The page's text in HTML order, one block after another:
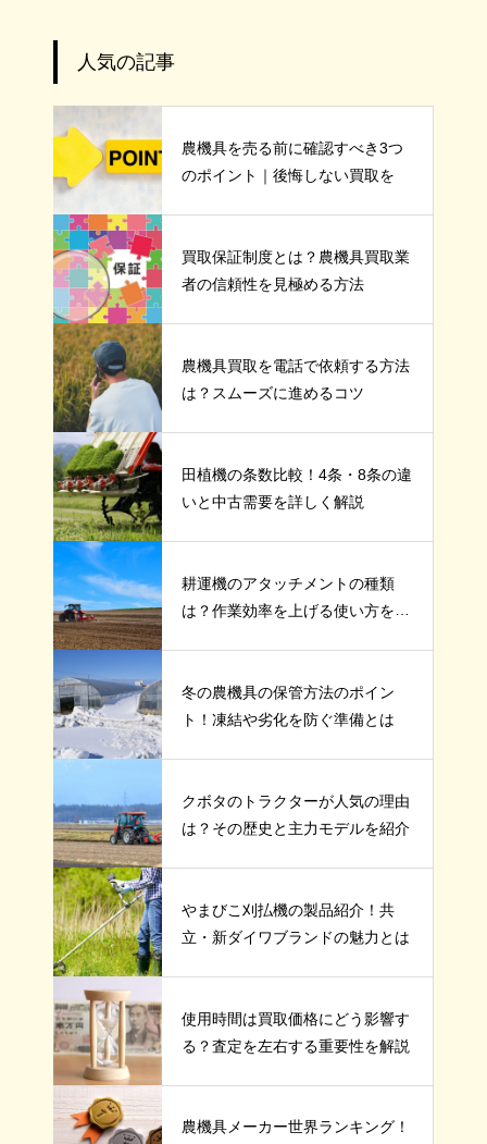
人気の記事
農機具を売る前に確認すべき3つ
のポイント｜後悔しない買取を
買取保証制度とは？農機具買取業
者の信頼性を見極める方法
農機具買取を電話で依頼する方法
は？スムーズに進めるコツ
田植機の条数比較！4条・8条の違
いと中古需要を詳しく解説
耕運機のアタッチメントの種類
は？作業効率を上げる使い方を紹
冬の農機具の保管方法のポイン
ト！凍結や劣化を防ぐ準備とは
クボタのトラクターが人気の理由
は？その歴史と主力モデルを紹介
やまびこ刈払機の製品紹介！共
立・新ダイワブランドの魅力とは
使用時間は買取価格にどう影響す
る？査定を左右する重要性を解説
農機具メーカー世界ランキング！